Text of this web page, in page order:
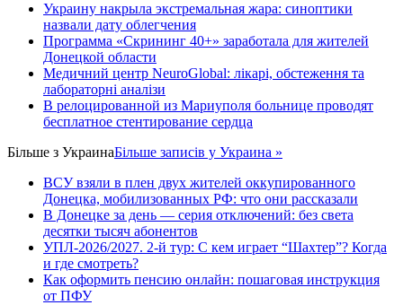
Украину накрыла экстремальная жара: синоптики
назвали дату облегчения
Программа «Скрининг 40+» заработала для жителей
Донецкой области
Медичний центр NeuroGlobal: лікарі, обстеження та
лабораторні аналізи
В релоцированной из Мариуполя больнице проводят
бесплатное стентирование сердца
Більше з УкраинаБільше записів у Украина »
ВСУ взяли в плен двух жителей оккупированного
Донецка, мобилизованных РФ: что они рассказали
В Донецке за день — серия отключений: без света
десятки тысяч абонентов
УПЛ-2026/2027. 2-й тур: С кем играет “Шахтер”? Когда
и где смотреть?
Как оформить пенсию онлайн: пошаговая инструкция
от ПФУ